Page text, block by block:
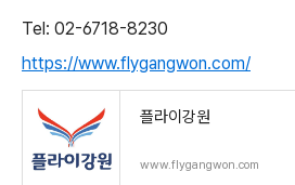
Tel: 02-6718-8230
https://www.flygangwon.com/
플라이강원
www.flygangwon.com